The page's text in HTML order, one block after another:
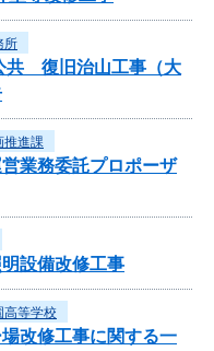
所
共 復旧治山工事（大
推進課
業務委託プロポーザ
設備改修工事
高等学校
改修工事に関する一